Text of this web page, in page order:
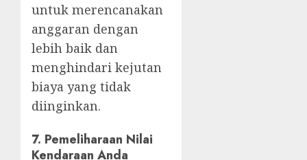
untuk merencanakan
anggaran dengan
lebih baik dan
menghindari kejutan
biaya yang tidak
diinginkan.
7. Pemeliharaan Nilai
Kendaraan Anda